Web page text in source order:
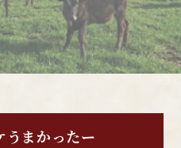
うまかったー